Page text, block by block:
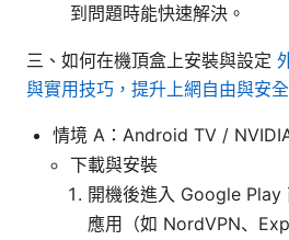
到問題時能快速解決。
三、如何在機頂盒上安裝與設定
與實用技巧，提升上網自由與安全
情境 A：Android TV /
下載與安裝
開機後進入 Google Play
應用（如 NordVPN、